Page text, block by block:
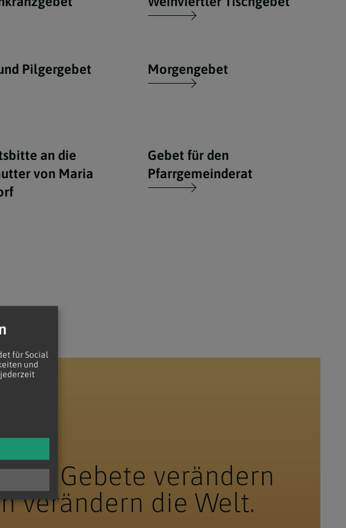
Pilgergebet Morgengebet
an die
von Maria
Gebet für den
Pfarrgemeinderat
Gebete verändern
verändern die Welt.
für Social
und
jederzeit